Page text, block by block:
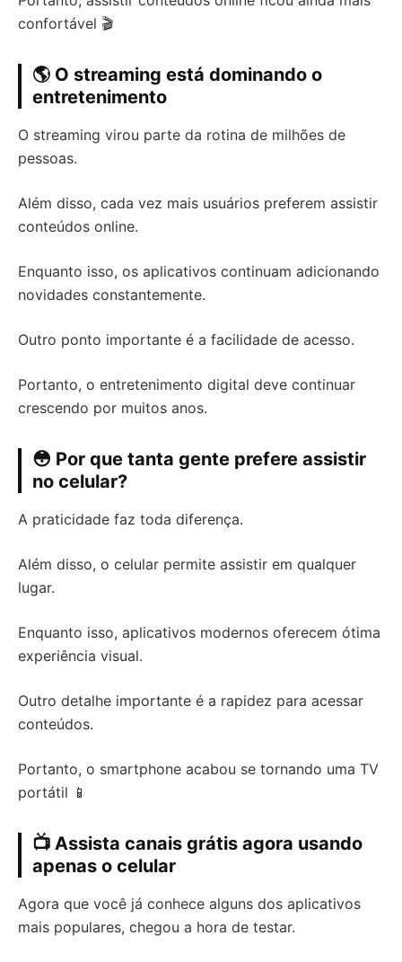
confortável 🎬
🌎 O streaming está dominando o
entretenimento
O streaming virou parte da rotina de milhões de
pessoas.
Além disso, cada vez mais usuários preferem assistir
conteúdos online.
Enquanto isso, os aplicativos continuam adicionando
novidades constantemente.
Outro ponto importante é a facilidade de acesso.
Portanto, o entretenimento digital deve continuar
crescendo por muitos anos.
😳 Por que tanta gente prefere assistir
no celular?
A praticidade faz toda diferença.
Além disso, o celular permite assistir em qualquer
lugar.
Enquanto isso, aplicativos modernos oferecem ótima
experiência visual.
Outro detalhe importante é a rapidez para acessar
conteúdos.
Portanto, o smartphone acabou se tornando uma TV
portátil 📱
📺 Assista canais grátis agora usando
apenas o celular
Agora que você já conhece alguns dos aplicativos
mais populares, chegou a hora de testar.